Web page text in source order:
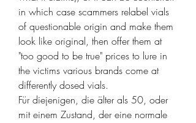
in which case scammers relabel vials
of questionable origin and make them
look like original, then offer them at
"too good to be true" prices to lure in
the victims various brands come at
differently dosed vials.
Für diejenigen, die älter als 50, oder
mit einem Zustand, der eine normale